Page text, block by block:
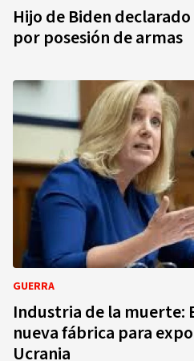
Hijo de Biden
por posesión de armas
GUERRA
Industria de la muerte:
nueva fábrica para
Ucrania